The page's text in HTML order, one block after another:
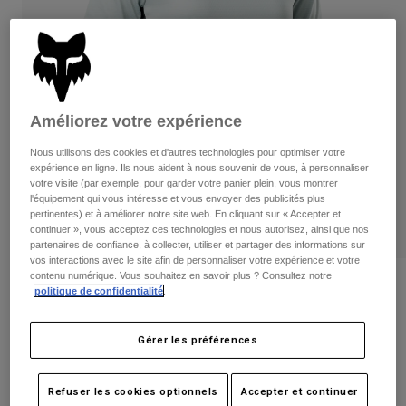
Pantalons
Shorts
Vestes
Gants
Protections
Masques
Accessoires
Pièces de rechange
Pantalons
Gants
Protections
Masques
Chaussettes
Sacs et accessoires
Pièces de rechange
Chemises
Voir tout
Femme
T-shirts et tops
Sweats et Pulls
Vestes
Pantalons
Chemises
Enfants
Protections
Masques
Chaussettes
Voir tout
Moto
Casques
Maillots
Pantalons
Bottes
Gants
Masques
Maillot à Manches Longues Defend
Price reduced from
49,99 € 25,00 € 50% OFF
Améliorez votre expérience
Nous utilisons des cookies et d'autres technologies pour optimiser votre
expérience en ligne. Ils nous aident à nous souvenir de vous, à personnaliser
votre visite (par exemple, pour garder votre panier plein, vous montrer
l'équipement qui vous intéresse et vous envoyer des publicités plus
pertinentes) et à améliorer notre site web. En cliquant sur « Accepter et
continuer », vous acceptez ces technologies et nous autorisez, ainsi que nos
partenaires de confiance, à collecter, utiliser et partager des informations sur
vos interactions avec le site afin de personnaliser votre expérience et votre
contenu numérique. Vous souhaitez en savoir plus ? Consultez notre
politique de confidentialité
Gérer les préférences
Refuser les cookies optionnels Accepter et continuer